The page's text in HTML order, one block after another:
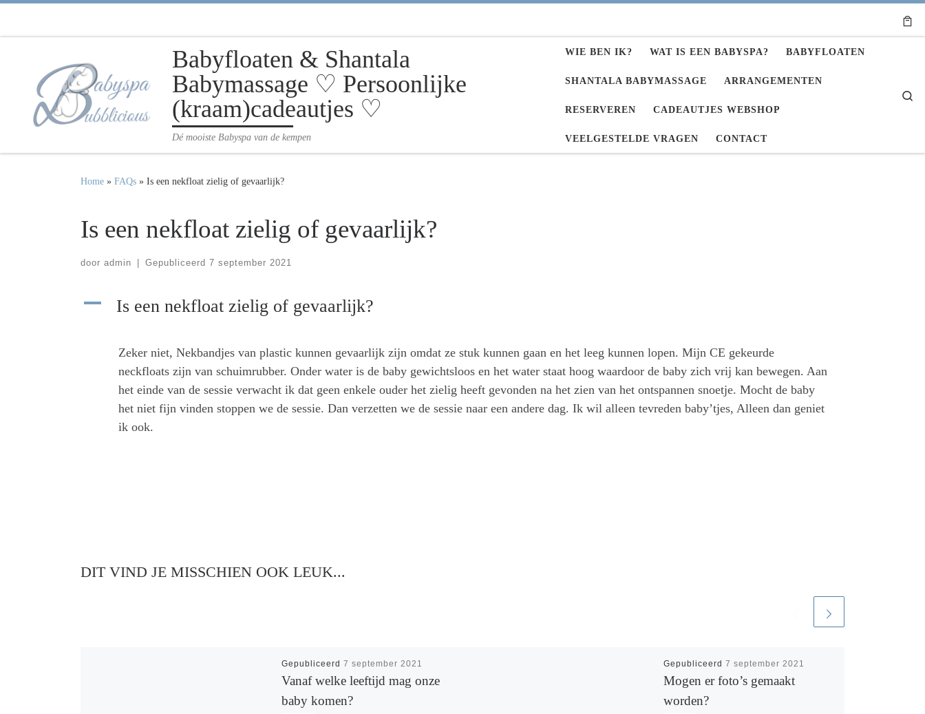
Babyfloaten & Shantala
Babymassage ♡ Persoonlijke
(kraam)cadeautjes ♡
Dé mooiste Babyspa van de kempen
WIE BEN IK? WAT IS EEN BABYSPA? BABYFLOATEN
SHANTALA BABYMASSAGE ARRANGEMENTEN
RESERVEREN CADEAUTJES WEBSHOP
VEELGESTELDE VRAGEN CONTACT
Home » FAQs » Is een nekfloat zielig of gevaarlijk?
Is een nekfloat zielig of gevaarlijk?
door admin Gepubliceerd 7 september 2021
A Is een nekfloat zielig of gevaarlijk?
Zeker niet, Nekbandjes van plastic kunnen gevaarlijk zijn omdat ze stuk kunnen gaan en het leeg kunnen lopen. Mijn CE gekeurde
neckfloats zijn van schuimrubber. Onder water is de baby gewichtsloos en het water staat hoog waardoor de baby zich vrij kan bewegen. Aan
het einde van de sessie verwacht ik dat geen enkele ouder het zielig heeft gevonden na het zien van het ontspannen snoetje. Mocht de baby
het niet fijn vinden stoppen we de sessie. Dan verzetten we de sessie naar een andere dag. Ik wil alleen tevreden baby’tjes, Alleen dan geniet
ik ook.
DIT VIND JE MISSCHIEN OOK LEUK...
Gepubliceerd 7 september 2021
Vanaf welke leeftijd mag onze
baby komen?
Gepubliceerd 7 september 2021
Mogen er foto’s gemaakt
worden?